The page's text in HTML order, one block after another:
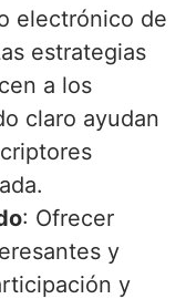
electrónico de
estrategias
a los
claro ayudan
: Ofrecer
y
y